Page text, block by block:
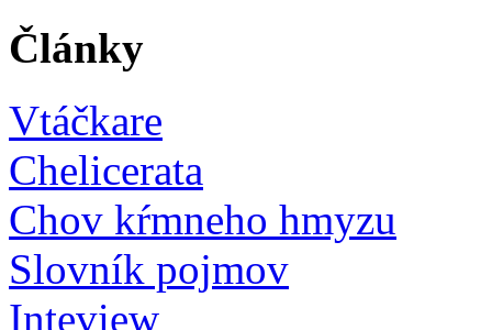
Články
Vtáčkare
Chelicerata
Chov kŕmneho hmyzu
Slovník pojmov
Inteview